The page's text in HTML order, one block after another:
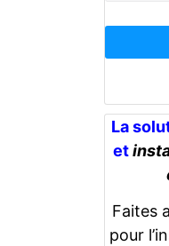
La
et
Faites
pour